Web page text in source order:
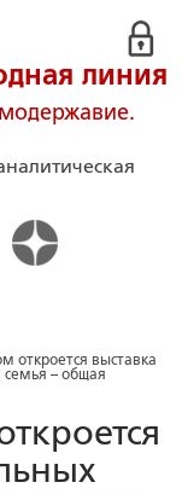
линия
откроется выставка
семья – общая